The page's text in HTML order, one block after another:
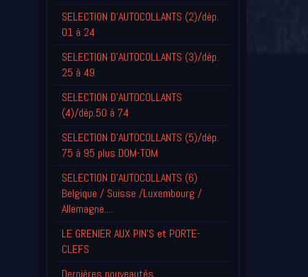
SELECTION D'AUTOCOLLANTS (2)/dép.
01 à 24
SELECTION D'AUTOCOLLANTS (3)/dép.
25 à 49
SELECTION D'AUTOCOLLANTS
(4)/dép.50 à 74
SELECTION D'AUTOCOLLANTS (5)/dép.
75 à 95 plus DOM-TOM
SELECTION D'AUTOCOLLANTS (6)
Belgique / Suisse /Luxembourg /
Allemagne....
LE GRENIER AUX PIN'S et PORTE-
CLEFS
Derniéres nouveautés